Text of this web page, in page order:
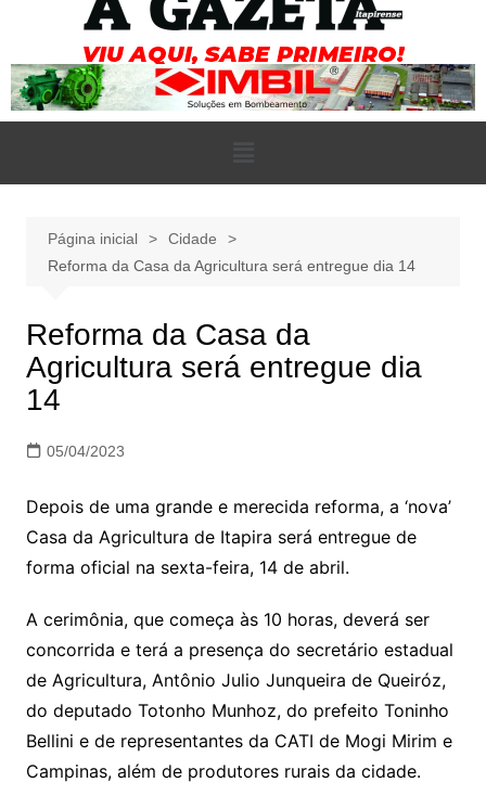
Página inicial
Cidade
Reforma da Casa da Agricultura será entregue dia 14
Reforma da Casa da
Agricultura será entregue dia
14
05/04/2023
Depois de uma grande e merecida reforma, a ‘nova’
Casa da Agricultura de Itapira será entregue de
forma oficial na sexta-feira, 14 de abril.
A cerimônia, que começa às 10 horas, deverá ser
concorrida e terá a presença do secretário estadual
de Agricultura, Antônio Julio Junqueira de Queiróz,
do deputado Totonho Munhoz, do prefeito Toninho
Bellini e de representantes da CATI de Mogi Mirim e
Campinas, além de produtores rurais da cidade.